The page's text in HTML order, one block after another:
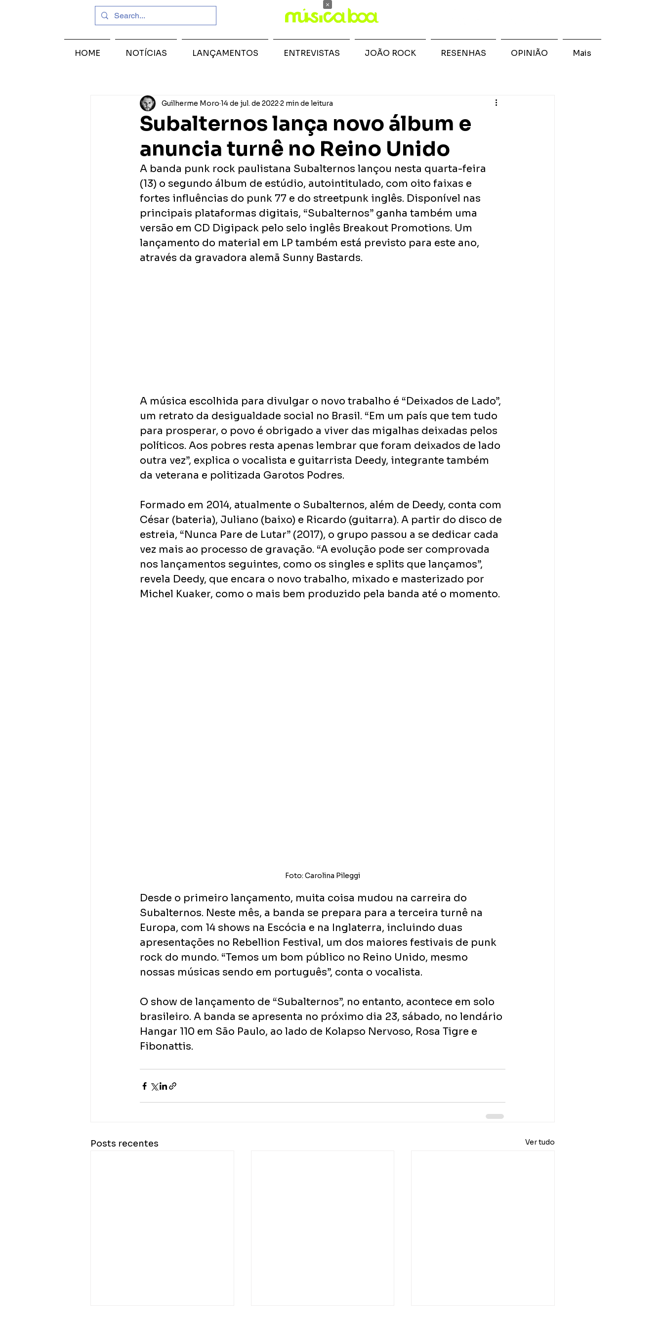
Subalternos lança novo álbum e
anuncia turnê no Reino Unido
Guilherme Moro 14 de jul. de 2022 2 min de leitura
A banda punk rock paulistana Subalternos lançou nesta quarta-feira
(13) o segundo álbum de estúdio, autointitulado, com oito faixas e
fortes influências do punk 77 e do streetpunk inglês. Disponível nas
principais plataformas digitais, “Subalternos” ganha também uma
versão em CD Digipack pelo selo inglês Breakout Promotions. Um
lançamento do material em LP também está previsto para este ano,
através da gravadora alemã Sunny Bastards.
A música escolhida para divulgar o novo trabalho é “Deixados de Lado”,
um retrato da desigualdade social no Brasil. “Em um país que tem tudo
para prosperar, o povo é obrigado a viver das migalhas deixadas pelos
políticos. Aos pobres resta apenas lembrar que foram deixados de lado
outra vez”, explica o vocalista e guitarrista Deedy, integrante também
da veterana e politizada Garotos Podres.
Formado em 2014, atualmente o Subalternos, além de Deedy, conta com
César (bateria), Juliano (baixo) e Ricardo (guitarra). A partir do disco de
estreia, “Nunca Pare de Lutar” (2017), o grupo passou a se dedicar cada
vez mais ao processo de gravação. “A evolução pode ser comprovada
nos lançamentos seguintes, como os singles e splits que lançamos”,
revela Deedy, que encara o novo trabalho, mixado e masterizado por
Michel Kuaker, como o mais bem produzido pela banda até o momento.
Foto: Carolina Pileggi
Desde o primeiro lançamento, muita coisa mudou na carreira do
Subalternos. Neste mês, a banda se prepara para a terceira turnê na
Europa, com 14 shows na Escócia e na Inglaterra, incluindo duas
apresentações no Rebellion Festival, um dos maiores festivais de punk
rock do mundo. “Temos um bom público no Reino Unido, mesmo
nossas músicas sendo em português”, conta o vocalista.
O show de lançamento de “Subalternos”, no entanto, acontece em solo
brasileiro. A banda se apresenta no próximo dia 23, sábado, no lendário
Hangar 110 em São Paulo, ao lado de Kolapso Nervoso, Rosa Tigre e
Fibonattis.
Posts recentes Ver tudo
HOME NOTÍCIAS LANÇAMENTOS ENTREVISTAS JOÃO ROCK RESENHAS OPINIÃO Mais
×